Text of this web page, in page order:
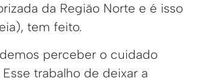
da Região Norte e é isso
tem feito.
perceber o cuidado
trabalho de deixar a